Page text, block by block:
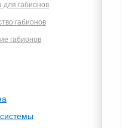
для габионов
габионов
габионов